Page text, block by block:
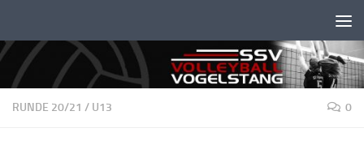
RUNDE 20/21 / U13 0